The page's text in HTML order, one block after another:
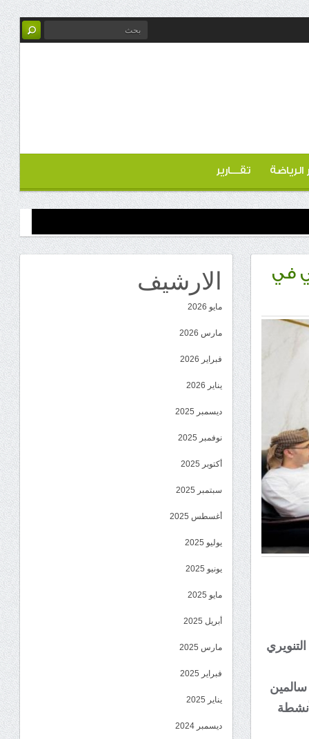
الرياضة تقـــارير
في الارشيف
مايو 2026
مارس 2026
فبراير 2026
يناير 2026
ديسمبر 2025
نوفمبر 2025
أكتوبر 2025
سبتمبر 2025
أغسطس 2025
يوليو 2025
يونيو 2025
مايو 2025
أبريل 2025
مارس 2025
فبراير 2025
يناير 2025
ديسمبر 2024